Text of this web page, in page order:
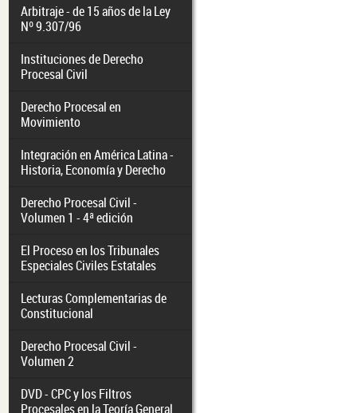
Arbitraje - de 15 años de la Ley
Nº 9.307/96
Instituciones de Derecho
Procesal Civil
Derecho Procesal en
Movimiento
Integración en América Latina -
Historia, Economía y Derecho
Derecho Procesal Civil -
Volumen 1 - 4ª edición
El Proceso en los Tribunales
Especiales Civiles Estatales
Lecturas Complementarias de
Constitucional
Derecho Procesal Civil -
Volumen 2
DVD - CPC y los Filtros
Procesales en la Teoría General